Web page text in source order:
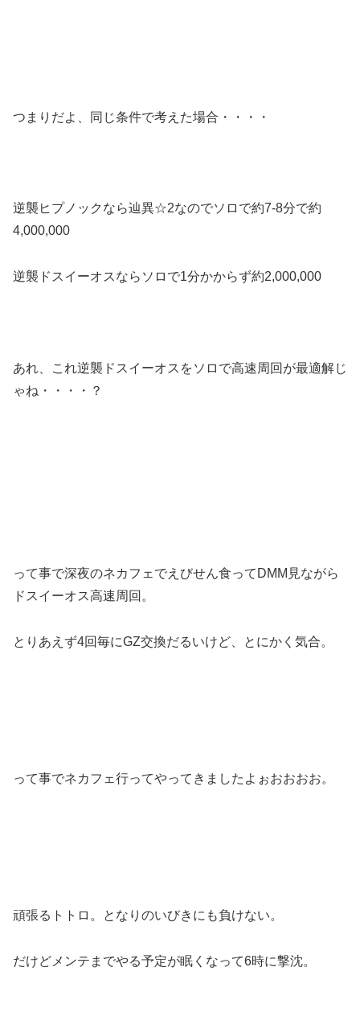
つまりだよ、同じ条件で考えた場合・・・・
逆襲ヒプノックなら辿異☆2なのでソロで約7-8分で約
4,000,000
逆襲ドスイーオスならソロで1分かからず約2,000,000
あれ、これ逆襲ドスイーオスをソロで高速周回が最適解じ
ゃね・・・・？
って事で深夜のネカフェでえびせん食ってDMM見ながら
ドスイーオス高速周回。
とりあえず4回毎にGZ交換だるいけど、とにかく気合。
って事でネカフェ行ってやってきましたよぉおおおお。
頑張るトトロ。となりのいびきにも負けない。
だけどメンテまでやる予定が眠くなって6時に撃沈。